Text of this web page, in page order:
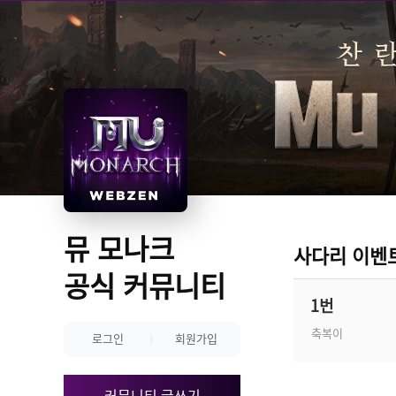
뮤 모나크
공식 커뮤니티
로그인 회원가입
사다리 이벤
1번
축복이